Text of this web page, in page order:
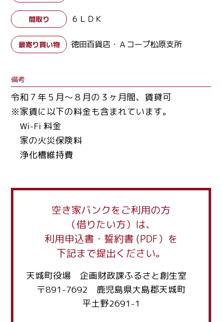
間取り ６ＬＤＫ
最寄り買い物 徳田百貨店・Ａコープ松原支所
備考
令和７年５月～８月の３ヶ月間、賃貸可
※家賃に以下の料金も含まれています。
Wi-Fi 料金
家の火災保険料
浄化槽維持費
空き家バンクをご利用の方
（借りたい方）は、
利用申込書・誓約書 (PDF）を
下記まで提出ください。
天城町役場 企画財政課ふるさと創生室
〒891-7692 鹿児島県大島郡天城町
平土野2691-1